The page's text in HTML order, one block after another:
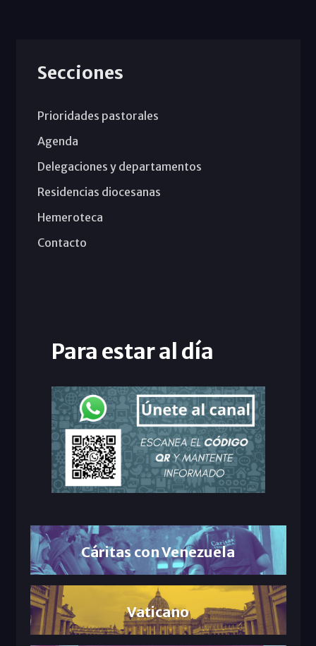
Secciones
Prioridades pastorales
Agenda
Delegaciones y departamentos
Residencias diocesanas
Hemeroteca
Contacto
Para estar al día
Cáritas con Venezuela
Vaticano